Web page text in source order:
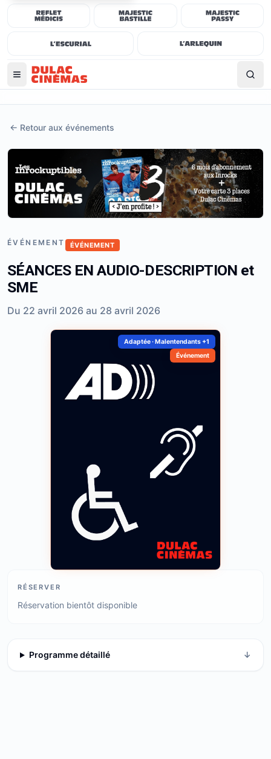
← Retour aux événements
ÉVÉNEMENT ÉVÉNEMENT
SÉANCES EN AUDIO-DESCRIPTION et
SME
Du 22 avril 2026 au 28 avril 2026
Adaptée · Malentendants +1
Événement
RÉSERVER
Réservation bientôt disponible
Programme détaillé ↓